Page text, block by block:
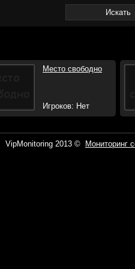
Место свободно
Игроков: Нет
VipMonitoring 2013 © Мониторинг